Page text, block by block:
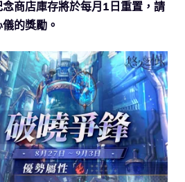
商店庫存將於每月1日重置，請
的獎勵。